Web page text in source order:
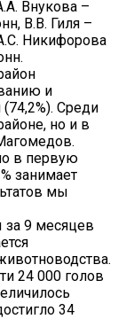
Внукова –
В.В. Гиля –
Никифорова
и
Среди
но и в
в первую
занимает
мы
за 9 месяцев
24 000 голов
34